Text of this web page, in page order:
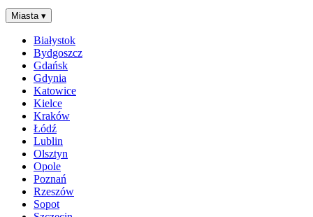
Miasta ▾
Białystok
Bydgoszcz
Gdańsk
Gdynia
Katowice
Kielce
Kraków
Łódź
Lublin
Olsztyn
Opole
Poznań
Rzeszów
Sopot